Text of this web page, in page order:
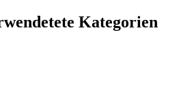
Kategorien